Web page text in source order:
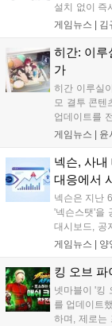
설치 없이 즉
11일부터는
있는 환경을
으로 기대된다
게임뉴스 | 김
히간: 이루
가
히간 이루실
모 결투 콘텐
업데이트를
게임 히간 이
이번 업데이
게임뉴스 | 윤
넥슨, 사내
대응에서
넥슨은 지난
'넥슨스탯'을
대시보드, 공
임라인에 연
중심의 운영
게임뉴스 | 양
킹 오브 파
넷마블이 '킹
를 업데이트
하며, 제로는